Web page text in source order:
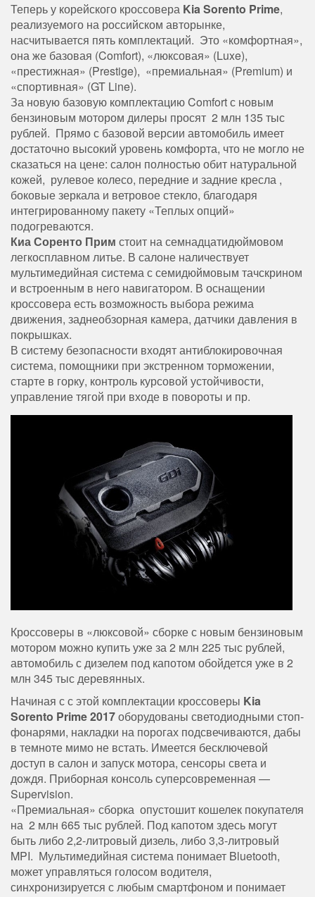
Теперь у корейского кроссовера Kia Sorento Prime,
реализуемого на российском авторынке,
насчитывается пять комплектаций. Это «комфортная»,
она же базовая (Comfort), «люксовая» (Luxe),
«престижная» (Prestige), «премиальная» (Premium) и
«спортивная» (GT Line).
За новую базовую комплектацию Comfort с новым
бензиновым мотором дилеры просят 2 млн 135 тыс
рублей. Прямо с базовой версии автомобиль имеет
достаточно высокий уровень комфорта, что не могло не
сказаться на цене: салон полностью обит натуральной
кожей, рулевое колесо, передние и задние кресла ,
боковые зеркала и ветровое стекло, благодаря
интегрированному пакету «Теплых опций»
подогреваются.
Киа Соренто Прим стоит на семнадцатидюймовом
легкосплавном литье. В салоне наличествует
мультимедийная система с семидюймовым тачскрином
и встроенным в него навигатором. В оснащении
кроссовера есть возможность выбора режима
движения, заднеобзорная камера, датчики давления в
покрышках.
В систему безопасности входят антиблокировочная
система, помощники при экстренном торможении,
старте в горку, контроль курсовой устойчивости,
управление тягой при входе в повороты и пр.
Кроссоверы в «люксовой» сборке с новым бензиновым
мотором можно купить уже за 2 млн 225 тыс рублей,
автомобиль с дизелем под капотом обойдется уже в 2
млн 345 тыс деревянных.
Начиная с с этой комплектации кроссоверы Kia
Sorento Prime 2017оборудованы светодиодными стоп-
фонарями, накладки на порогах подсвечиваются, дабы
в темноте мимо не встать. Имеется бесключевой
доступ в салон и запуск мотора, сенсоры света и
дождя. Приборная консоль суперсовременная —
Supervision.
«Премиальная» сборка опустошит кошелек покупателя
на 2 млн 665 тыс рублей. Под капотом здесь могут
быть либо 2,2-литровый дизель, либо 3,3-литровый
MPI. Мультимедийная система понимает Bluetooth,
может управляться голосом водителя,
синхронизируется с любым смартфоном и понимает